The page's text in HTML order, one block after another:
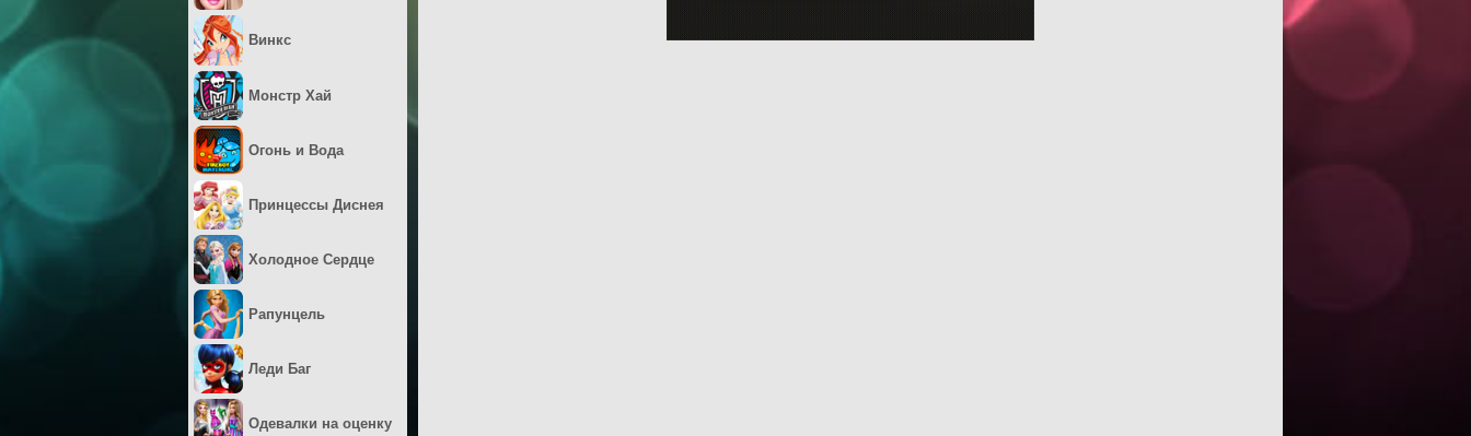
Винкс
Монстр Хай
Огонь и Вода
Принцессы Диснея
Холодное Сердце
Рапунцель
Леди Баг
Одевалки на оценку